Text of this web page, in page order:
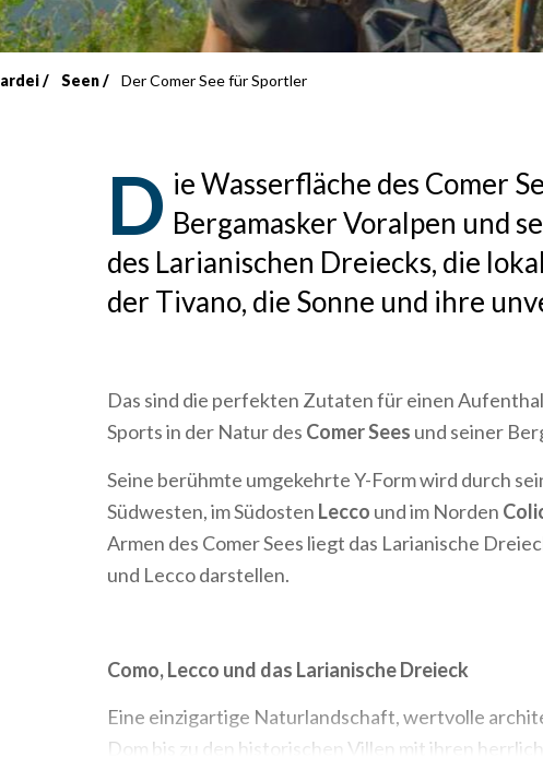
Seen Der Comer See für Sportler
D ie Wasserfläche des Comer
Bergamasker Voralpen und
des Larianischen Dreiecks, die
der Tivano, die Sonne und ihre
Das sind die perfekten Zutaten für einen
Sports in der Natur des Comer Sees und seiner
Seine berühmte umgekehrte Y-Form wird durch
Südwesten, im Südosten Lecco und im Norden
Armen des Comer Sees liegt das Larianische
und Lecco darstellen.
Como, Lecco und das Larianische Dreieck
Eine einzigartige Naturlandschaft, wertvolle
Dom bis zu den historischen Villen mit ihren